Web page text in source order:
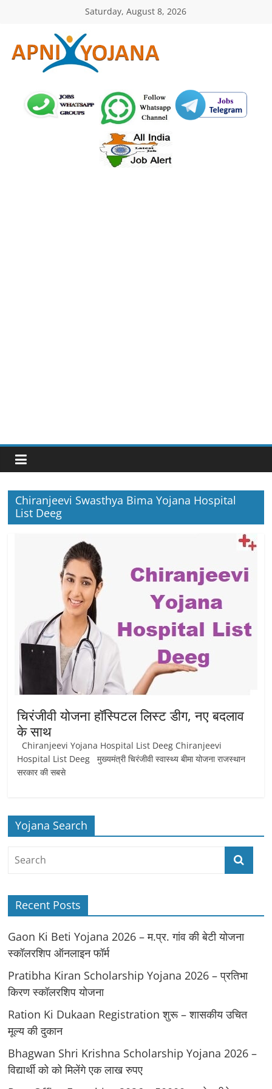
Saturday, August 8, 2026
ApniYojana.com
सरकारी
योजनाएँ,
Chiranjeevi Swasthya Bima Yojana Hospital
List Deeg
चिरंजीवी योजना हॉस्पिटल लिस्ट डीग, नए बदलाव
के साथ
Chiranjeevi Yojana Hospital List Deeg Chiranjeevi
Hospital List Deeg मुख्यमंत्री चिरंजीवी स्वास्थ्य बीमा योजना राजस्थान
सरकार की सबसे
Yojana Search
Recent Posts
Gaon Ki Beti Yojana 2026 – म.प्र. गांव की बेटी योजना
स्कॉलरशिप ऑनलाइन फॉर्म
Pratibha Kiran Scholarship Yojana 2026 – प्रतिभा
किरण स्कॉलरशिप योजना
Ration Ki Dukaan Registration शुरू – शासकीय उचित
मूल्य की दुकान
Bhagwan Shri Krishna Scholarship Yojana 2026 –
विद्यार्थी को को मिलेंगे एक लाख रुपए